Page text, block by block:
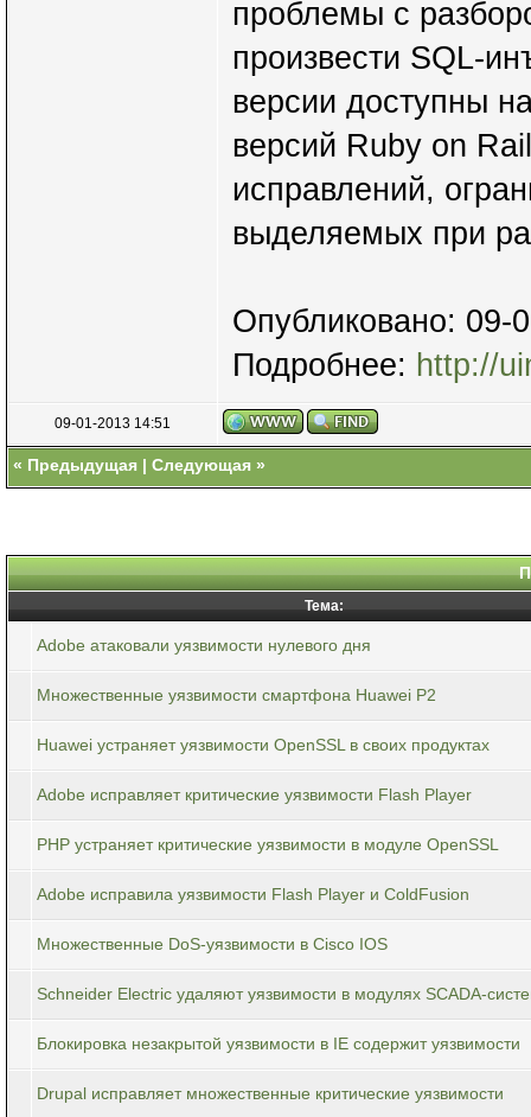
проблемы с
произвести SQL-
версии доступны
версий Ruby on
исправлений,
выделяемых при
Опубликовано: 09-
Подробнее: http://
09-01-2013 14:51
« Предыдущая | Следующая »
Тема:
Adobe атаковали уязвимости нулевого дня
Множественные уязвимости смартфона Huawei P2
Huawei устраняет уязвимости OpenSSL в своих продуктах
Adobe исправляет критические уязвимости Flash Player
PHP устраняет критические уязвимости в модуле OpenSSL
Adobe исправила уязвимости Flash Player и ColdFusion
Множественные DoS-уязвимости в Cisco IOS
Schneider Electric удаляют уязвимости в модулях SCADA-
Блокировка незакрытой уязвимости в IE содержит уязвимости
Drupal исправляет множественные критические уязвимости